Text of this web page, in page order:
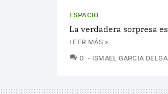
ESPACIO
La verdadera sorpresa
LEER MÁS »
0 COMENTARIOS
ISMAEL GARCIA